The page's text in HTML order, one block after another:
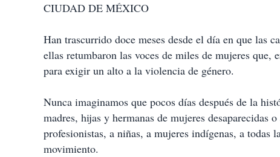
CIUDAD DE MÉXICO
Han trascurrido doce meses desde el día en que las
ellas retumbaron las voces de miles de mujeres
para exigir un alto a la violencia de género.
Nunca imaginamos que pocos días después de la
madres, hijas y hermanas de mujeres desaparecidas
profesionistas, a niñas, a mujeres indígenas, a
movimiento.